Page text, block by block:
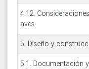
4.12.
aves
5. Diseño y
5.1. Documentación